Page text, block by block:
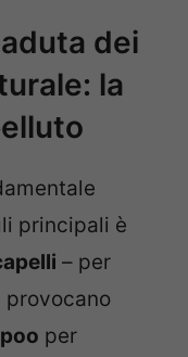
dei
la
principali è
– per
provocano
per